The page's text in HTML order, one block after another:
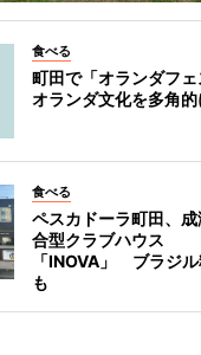
食べる
町田で「オランダフ
オランダ文化を多角
食べる
ペスカドーラ町田、
合型クラブハウス
「INOVA」 ブラジ
も